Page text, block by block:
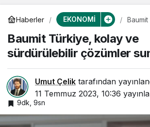
Haberler EKONOMİ
Baumit Türkiye, kolay ve
sürdürülebilir çözümler
Umut Çelik tarafından
11 Temmuz 2023, 10:36
9dk, 9sn